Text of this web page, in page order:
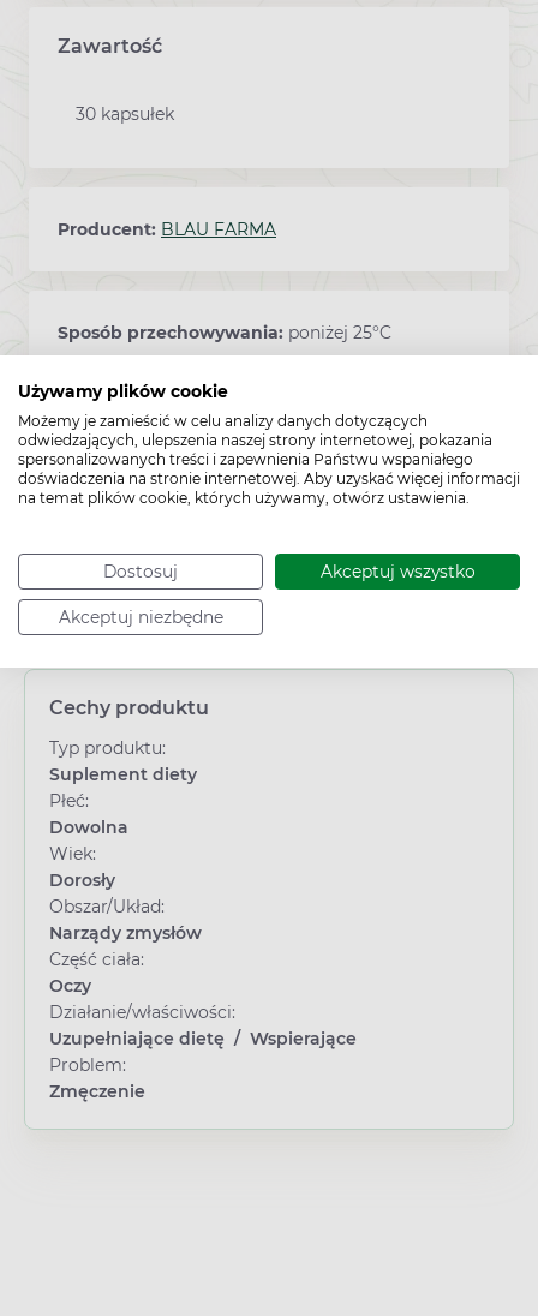
Używamy plików cookie
Możemy je zamieścić w celu analizy danych dotyczących
odwiedzających, ulepszenia naszej strony internetowej, pokazania
spersonalizowanych treści i zapewnienia Państwu wspaniałego
doświadczenia na stronie internetowej. Aby uzyskać więcej informacji
na temat plików cookie, których używamy, otwórz ustawienia.
Dostosuj Akceptuj wszystko
Akceptuj niezbędne
Zawartość
30 kapsułek
Producent: BLAU FARMA
Sposób przechowywania: poniżej 25°C
Kod EAN: 5900161003344
Cechy produktu
Typ produktu:
Suplement diety
Płeć:
Dowolna
Wiek:
Dorosły
Obszar/Układ:
Narządy zmysłów
Część ciała:
Oczy
Działanie/właściwości:
Uzupełniające dietę / Wspierające
Problem:
Zmęczenie